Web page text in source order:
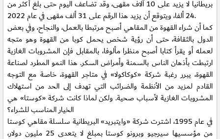
بريطانيا لا يزيد على 10 آلاف مقهى، وقد تضاعف اليوم حتى بلغ أكثر من
24 ألفا، ويتوقع أن يزيد هذا الرقم على 31 ألف مقهى في عام 2022.
كما أن شراء القهوة من المقاهي أصبح مرتبطا بالعمل، والنجاح، وفي بعض
الدول بالثقافة، حتى أن رؤية شخص يحمل كوبا من القهوة وهو متجه
لعمله أو يقرأ كتابا أصبح منظرا مألوفا، بالمقابل فإن المشروبات الغازية
ارتبطت بأذهان الناس بالسمنة وأمراض السكر. هذا النمو المطرد لصناعة
القهوة، يبرر رغبة شركة «كوكاكولا» في متاجر القهوة، خاصة مع التوجه
القادم لمزيد من الأنظمة والضرائب التي تهدف إلى الحد من استهلاك
المشروبات الغازية لأسباب صحية. ولكن لماذا كانت شركة «كوستا» هي
الخيار المناسب للشراء؟
في عام 1995، اشترت شركة «وايتبريد» البريطانية سلسلة مقاهي كوستا
من مؤسسيها سيرجيو وبرونو كوستا بمبلغ لا يتعدى 25 مليون دولار،